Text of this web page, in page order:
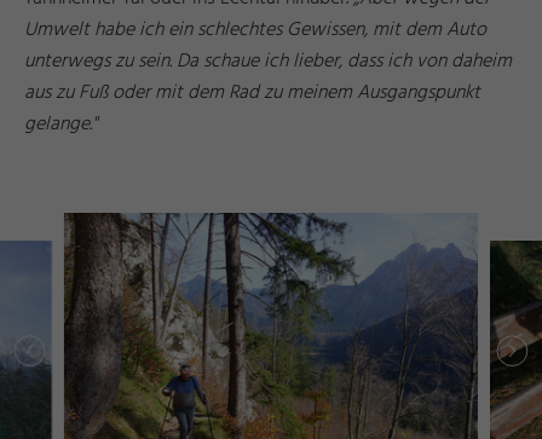
Umwelt habe ich ein schlechtes Gewissen, mit dem Auto
unterwegs zu sein. Da schaue ich lieber, dass ich von daheim
aus zu Fuß oder mit dem Rad zu meinem Ausgangspunkt
gelange."
© F
ü
s
s
e
n
T
o u
ri
s
m
us
u
n d
M a
r
k
e
ti
n g